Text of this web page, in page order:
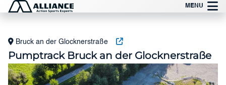
Zum
MENU
Bruck an der Glocknerstraße
Pumptrack Bruck an der Glocknerstraße